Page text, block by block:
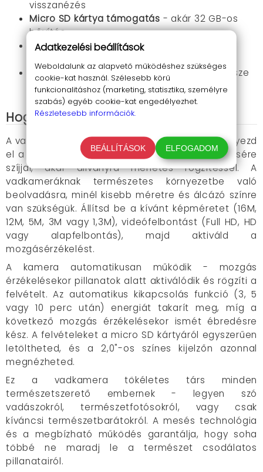
visszanézés
Micro SD kártya támogatás - akár 32 GB-os
bővítés
Szíjas vagy menetes rögzítés
Kompakt méret- 135 x 90 x 55 mm, mindössze
160 gramm
Hogyan használd a vadkamerát?
A vadkamera használata rendkívül egyszerű. Helyezd
el a kamerát a kiválasztott helyre - akár fa törzsére
szíjjal, akár állványra menetes rögzítéssel. A
vadkameráknak természetes környezetbe való
beolvadásra, minél kisebb méretre és álcázó színre
van szükségük. Állítsd be a kívánt képméretet (16M,
12M, 5M, 3M vagy 1,3M), videófelbontást (Full HD, HD
vagy alapfelbontás), majd aktiváld a
mozgásérzékelést.
A kamera automatikusan működik - mozgás
érzékelésekor pillanatok alatt aktiválódik és rögzíti a
felvételt. Az automatikus kikapcsolás funkció (3, 5
vagy 10 perc után) energiát takarít meg, míg a
következő mozgás érzékelésekor ismét ébredésre
kész. A felvételeket a micro SD kártyáról egyszerűen
letöltheted, és a 2,0"-os színes kijelzőn azonnal
megnézheted.
Ez a vadkamera tökéletes társ minden
természetszerető embernek - legyen szó
vadászokról, természetfotósokról, vagy csak
kíváncsi természetbarátokról. A mesés technológia
és a megbízható működés garantálja, hogy soha
többé ne maradj le a természet csodálatos
pillanatairól.
Adatkezelési beállítások
Weboldalunk az alapvető működéshez szükséges
cookie-kat használ. Szélesebb körű
funkcionalitáshoz (marketing, statisztika, személyre
szabás) egyéb cookie-kat engedélyezhet.
Részletesebb információk.
BEÁLLÍTÁSOK ELFOGADOM